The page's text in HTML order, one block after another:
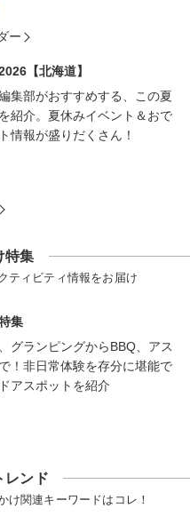
ー
【北海道】
集部がおすすめする、この夏
紹介。夏休みイベント＆おで
情報が盛りだくさん！
特集
ティビティ情報をお届け
集
グランピングからBBQ、アス
！非日常体験を存分に堪能で
アスポットを紹介
レンド
け関連キーワードはコレ！